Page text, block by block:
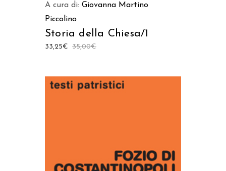
A cura di: Giovanna Martino
Piccolino
Storia della Chiesa/1
35,00€
33,25€